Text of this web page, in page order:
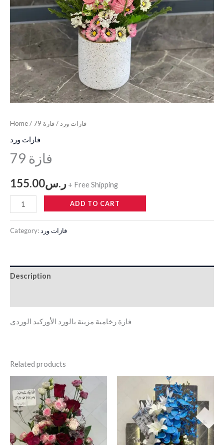
Home/ فازات ورد/ فازة 79
فازات ورد
فازة 79
ر.س155.00 + Free Shipping
ADD TO CART
Category: فازات ورد
Description
فازة رخامية مزينة بالورد الأوركيد الوردي
Related products